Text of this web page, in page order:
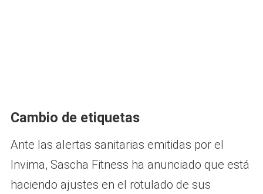
Cambio de etiquetas
Ante las alertas sanitarias emitidas por el
Invima, Sascha Fitness ha anunciado que está
haciendo ajustes en el rotulado de sus